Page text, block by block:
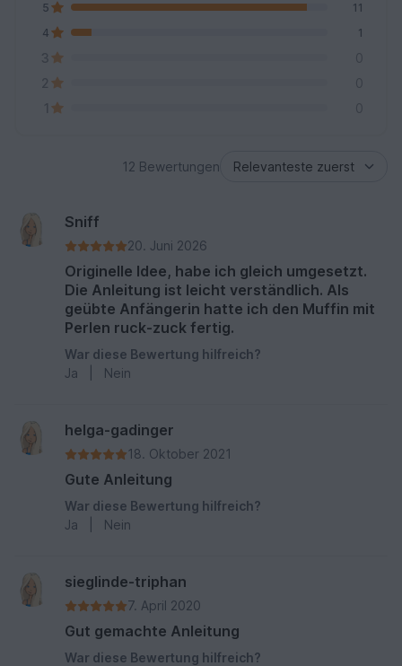
5
11
4
1
3
0
2
0
1
0
12 Bewertungen
Sniff
20. Juni 2026
Originelle Idee, habe ich gleich umgesetzt.
Die Anleitung ist leicht verständlich. Als
geübte Anfängerin hatte ich den Muffin mit
Perlen ruck-zuck fertig.
War diese Bewertung hilfreich?
Ja
Nein
helga-gadinger
18. Oktober 2021
Gute Anleitung
War diese Bewertung hilfreich?
Ja
Nein
sieglinde-triphan
7. April 2020
Gut gemachte Anleitung
War diese Bewertung hilfreich?